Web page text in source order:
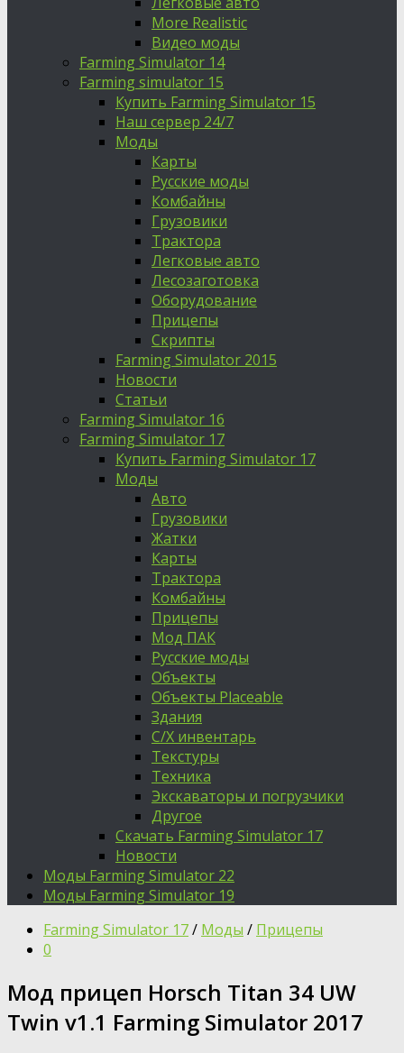
More Realistic
Видео моды
Farming Simulator 14
Farming simulator 15
Купить Farming Simulator 15
Наш сервер 24/7
Моды
Карты
Русские моды
Комбайны
Грузовики
Трактора
Легковые авто
Лесозаготовка
Оборудование
Прицепы
Скрипты
Farming Simulator 2015
Новости
Статьи
Farming Simulator 16
Farming Simulator 17
Купить Farming Simulator 17
Моды
Авто
Грузовики
Жатки
Карты
Трактора
Комбайны
Прицепы
Мод ПАК
Русские моды
Объекты
Объекты Placeable
Здания
С/Х инвентарь
Текстуры
Техника
Экскаваторы и погрузчики
Другое
Скачать Farming Simulator 17
Новости
Моды Farming Simulator 22
Моды Farming Simulator 19
Farming Simulator 17/ Моды / Прицепы
0
Мод прицеп Horsch Titan 34 UW
Twin v1.1 Farming Simulator 2017